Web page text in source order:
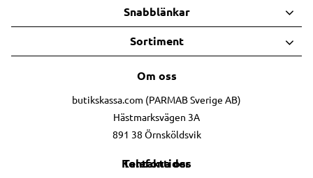
Om oss
butikskassa.com (PARMAB Sverige AB)
Hästmarksvägen 3A
891 38 Örnsköldsvik
Kontakta oss
Telefontider
Snabblänkar
Sortiment